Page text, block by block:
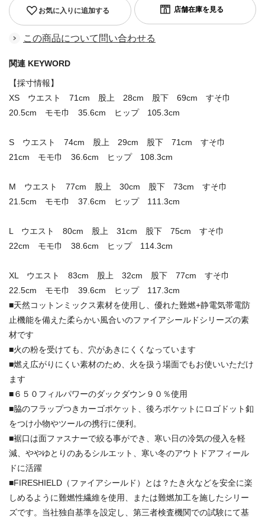
お気に入りに追加する
この商品について問い合わせる
関連 KEYWORD
【採寸情報】
XS ウエスト 71cm 股上 28cm 股下 69cm すそ巾
20.5cm モモ巾 35.6cm ヒップ 105.3cm
S ウエスト 74cm 股上 29cm 股下 71cm すそ巾
21cm モモ巾 36.6cm ヒップ 108.3cm
M ウエスト 77cm 股上 30cm 股下 73cm すそ巾
21.5cm モモ巾 37.6cm ヒップ 111.3cm
L ウエスト 80cm 股上 31cm 股下 75cm すそ巾
22cm モモ巾 38.6cm ヒップ 114.3cm
XL ウエスト 83cm 股上 32cm 股下 77cm すそ巾
22.5cm モモ巾 39.6cm ヒップ 117.3cm
■天然コットンミックス素材を使用し、優れた難燃+静電気帯電防
止機能を備えた柔らかい風合いのファイアシールドシリーズの素
材です
■火の粉を受けても、穴があきにくくなっています
■燃え広がりにくい素材のため、火を扱う場面でもお使いいただけ
ます
■６５０フィルパワーのダックダウン９０％使用
■脇のフラップつきカーゴポケット、後ろポケットにロゴドット釦
をつけ小物やツールの携行に便利。
■裾口は面ファスナーで絞る事ができ、寒い日の冷気の侵入を軽
減、ややゆとりのあるシルエット、寒い冬のアウトドアフィール
ドに活躍
■FIRESHIELD（ファイアシールド）とは？たき火などを安全に楽
しめるように難燃性繊維を使用、または難燃加工を施したシリー
ズです。当社独自基準を設定し、第三者検査機関での試験にて基